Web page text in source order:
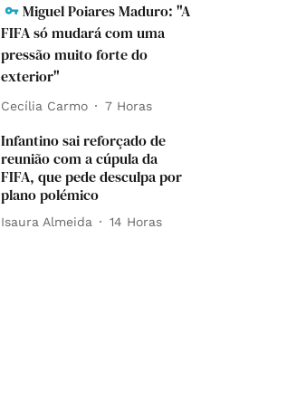
Miguel Poiares Maduro: "A
FIFA só mudará com uma
pressão muito forte do
exterior"
Cecília Carmo 7 Horas
Infantino sai reforçado de
reunião com a cúpula da
FIFA, que pede desculpa por
plano polémico
Isaura Almeida 14 Horas